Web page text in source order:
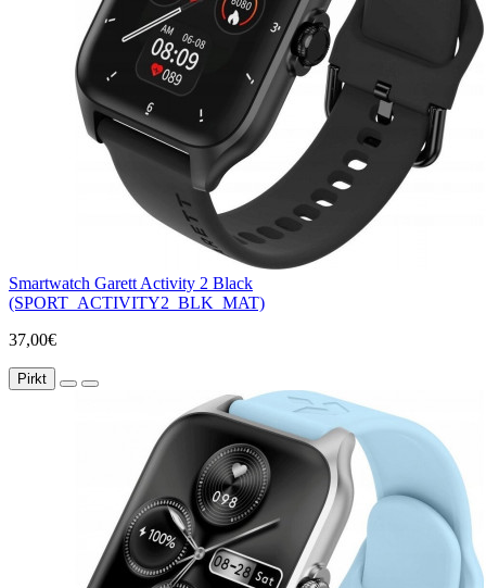
Smartwatch Garett Activity 2 Black
(SPORT_ACTIVITY2_BLK_MAT)
37,00€
Pirkt